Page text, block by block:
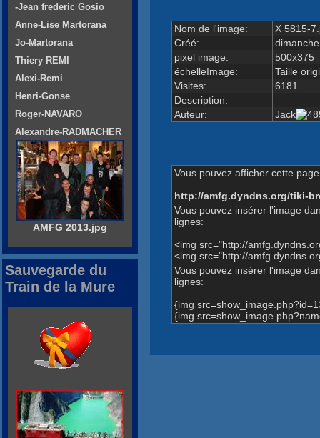
Nom de l'image:
X 5815-
Créé:
pixel image:
500x375
échelleImage:
Taille
Visites:
6181
Description:
Auteur:
Jack
Vous pouvez afficher cette
http://amfg.dyndns.org/tiki-
Vous pouvez insérer l'image
lignes:
<img src="http://
<img src="http://
Vous pouvez insérer l'image
lignes:
{img
{img
-Jean frederic Gosio
Anne-Lise Martorana
Jo-Martorana
Thiery REMI
Alexi-Remi
Henri-Gonse
Roger-NAVARO
Alexandre-RADMACHER
AMFG 2013.jpg
Sauvegarde du
Train de la Mure